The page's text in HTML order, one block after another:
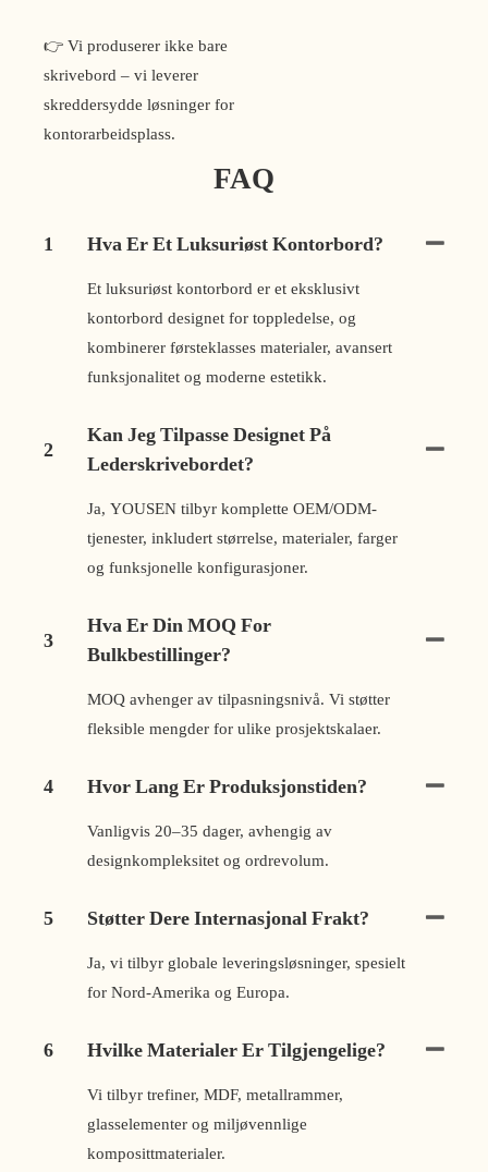
👉 Vi produserer ikke bare
skrivebord – vi leverer
skreddersydde løsninger for
kontorarbeidsplass.
FAQ
1 Hva Er Et Luksuriøst Kontorbord?
Et luksuriøst kontorbord er et eksklusivt
kontorbord designet for toppledelse, og
kombinerer førsteklasses materialer, avansert
funksjonalitet og moderne estetikk.
2
Kan Jeg Tilpasse Designet På
Lederskrivebordet?
Ja, YOUSEN tilbyr komplette OEM/ODM-
tjenester, inkludert størrelse, materialer, farger
og funksjonelle konfigurasjoner.
3
Hva Er Din MOQ For
Bulkbestillinger?
MOQ avhenger av tilpasningsnivå. Vi støtter
fleksible mengder for ulike prosjektskalaer.
4 Hvor Lang Er Produksjonstiden?
Vanligvis 20–35 dager, avhengig av
designkompleksitet og ordrevolum.
5 Støtter Dere Internasjonal Frakt?
Ja, vi tilbyr globale leveringsløsninger, spesielt
for Nord-Amerika og Europa.
6 Hvilke Materialer Er Tilgjengelige?
Vi tilbyr trefiner, MDF, metallrammer,
glasselementer og miljøvennlige
komposittmaterialer.